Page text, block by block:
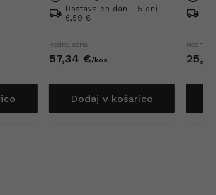
Dostava en dan - 5 dni
6,50 €
Redna cena
57,34 €/kos
Dodaj v košarico
Redna
25,